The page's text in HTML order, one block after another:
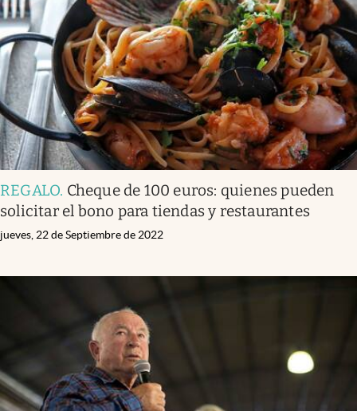
REGALO. Cheque de 100 euros: quienes pueden
solicitar el bono para tiendas y restaurantes
jueves, 22 de Septiembre de 2022